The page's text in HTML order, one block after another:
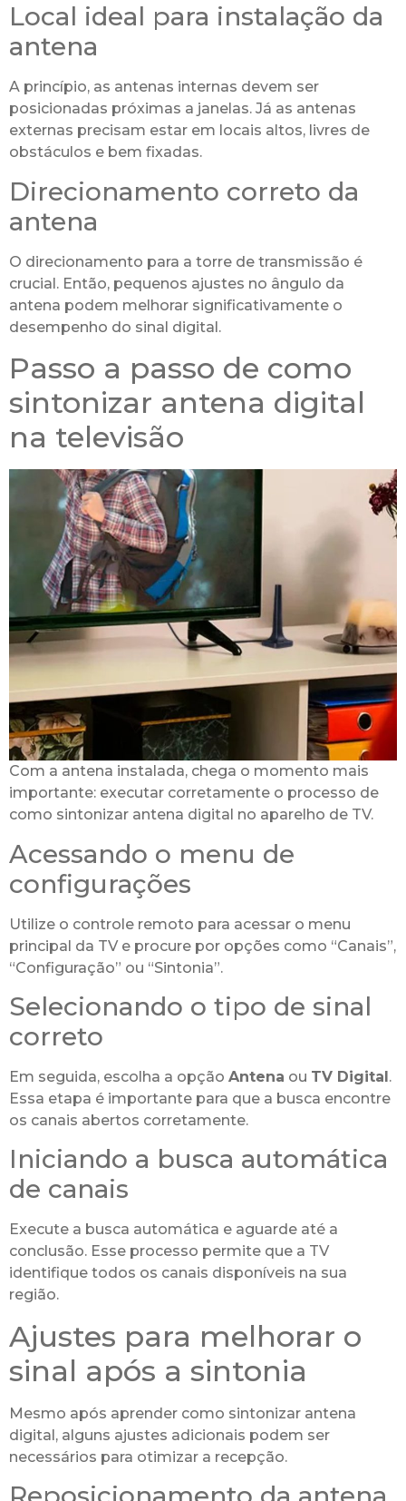
Local ideal para instalação da
antena
A princípio, as antenas internas devem ser
posicionadas próximas a janelas. Já as antenas
externas precisam estar em locais altos, livres de
obstáculos e bem fixadas.
Direcionamento correto da
antena
O direcionamento para a torre de transmissão é
crucial. Então, pequenos ajustes no ângulo da
antena podem melhorar significativamente o
desempenho do sinal digital.
Passo a passo de como
sintonizar antena digital
na televisão
Com a antena instalada, chega o momento mais
importante: executar corretamente o processo de
como sintonizar antena digital no aparelho de TV.
Acessando o menu de
configurações
Utilize o controle remoto para acessar o menu
principal da TV e procure por opções como “Canais”,
“Configuração” ou “Sintonia”.
Selecionando o tipo de sinal
correto
Em seguida, escolha a opção Antena ou TV Digital.
Essa etapa é importante para que a busca encontre
os canais abertos corretamente.
Iniciando a busca automática
de canais
Execute a busca automática e aguarde até a
conclusão. Esse processo permite que a TV
identifique todos os canais disponíveis na sua
região.
Ajustes para melhorar o
sinal após a sintonia
Mesmo após aprender como sintonizar antena
digital, alguns ajustes adicionais podem ser
necessários para otimizar a recepção.